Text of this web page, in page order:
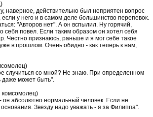
наверное, действительно был неприятен вопрос
у него и в самом деле большинство перепевок.
"Авторов нет". А он вспылил. Ну горячий,
себя повел. Если таким образом он хотел себя
Честно признаюсь, раньше и я мог себе такое
в прошлом. Очень обидно - как теперь к нам,
случиться со мной? Не знаю. При определенном
даже может быть".
комсомолец)
абсолютно нормальный человек. Если не
Звезду надо уважать - я за Филиппа".